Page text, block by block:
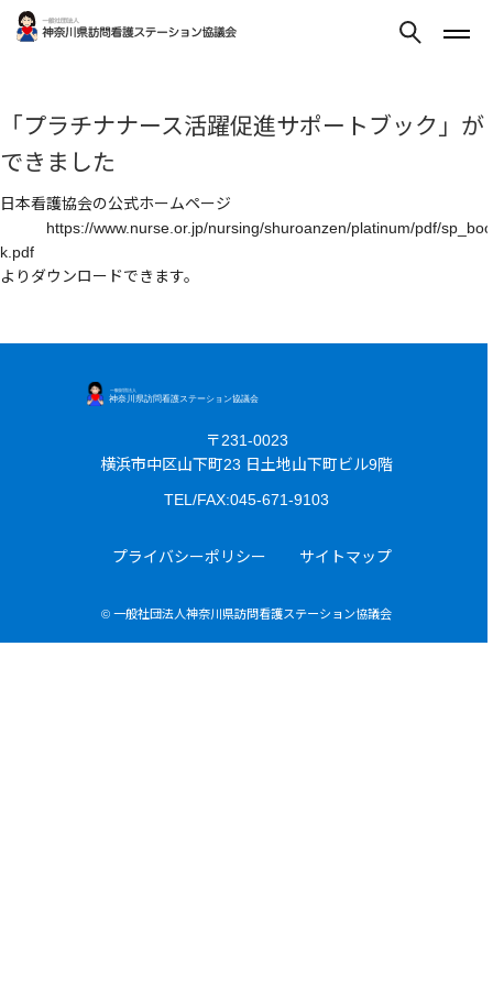
「プラチナナース活躍促進サポートブック」が
できました
日本看護協会の公式ホームページ
https://www.nurse.or.jp/nursing/shuroanzen/platinum/pdf/sp_boo
k.pdf
よりダウンロードできます。
〒231-0023
横浜市中区山下町23 日土地山下町ビル9階
TEL/FAX:045-671-9103
プライバシーポリシー サイトマップ
© 一般社団法人神奈川県訪問看護ステーション協議会